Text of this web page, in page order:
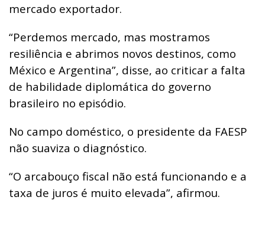
mercado exportador.
“Perdemos mercado, mas mostramos
resiliência e abrimos novos destinos, como
México e Argentina”, disse, ao criticar a falta
de habilidade diplomática do governo
brasileiro no episódio.
No campo doméstico, o presidente da FAESP
não suaviza o diagnóstico.
“O arcabouço fiscal não está funcionando e a
taxa de juros é muito elevada”, afirmou.